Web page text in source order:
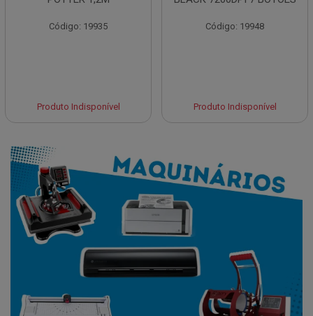
Código: 19935
Produto Indisponível
Código: 19948
Produto Indisponível